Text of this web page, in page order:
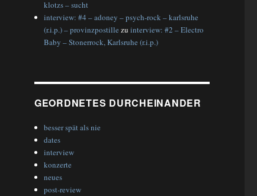
klotzs – sucht
interview: #4 – adoney – psych-rock – karlsruhe
(r.i.p.) – provinzpostille zuinterview: #2 – Electro
Baby – Stonerrock, Karlsruhe (r.i.p.)
GEORDNETES DURCHEINANDER
besser spät als nie
dates
interview
konzerte
neues
post-review